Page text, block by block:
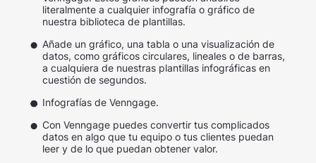
literalmente a cualquier infografía o gráfico de
nuestra biblioteca de plantillas.
Añade un gráfico, una tabla o una visualización de
datos, como gráficos circulares, lineales o de barras,
a cualquiera de nuestras plantillas infográficas en
cuestión de segundos.
Infografías de Venngage.
Con Venngage puedes convertir tus complicados
datos en algo que tu equipo o tus clientes puedan
leer y de lo que puedan obtener valor.